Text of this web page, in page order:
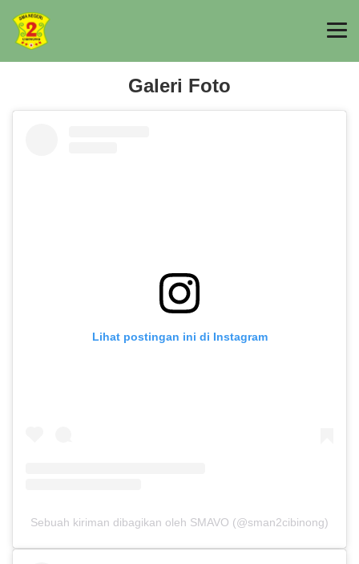
Galeri Foto
Lihat postingan ini di Instagram
Sebuah kiriman dibagikan oleh SMAVO (@sman2cibinong)